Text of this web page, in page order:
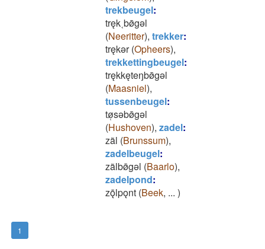
trekbeugel:
tręk˱bø̄gǝl
(Neeritter), trekker:
trękǝr(Opheers),
trekkettingbeugel:
trękkęteŋbø̄gǝl
(Maasniel),
tussenbeugel:
tø̜sǝbø̄gǝl
(Hushoven), zadel:
zãl (Brunssum),
zadelbeugel:
zãlbø̄gǝl (Baarlo),
zadelpond:
zǭlpǫnt (Beek, ... )
1